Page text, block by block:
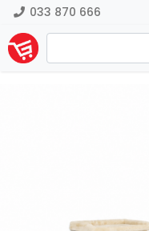
033 870 666